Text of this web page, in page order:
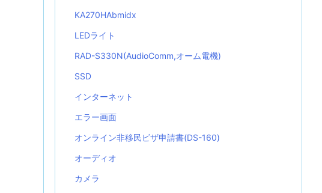
KA270HAbmidx
LEDライト
RAD-S330N(AudioComm,オーム電機)
SSD
インターネット
エラー画面
オンライン非移民ビザ申請書(DS-160)
オーディオ
カメラ